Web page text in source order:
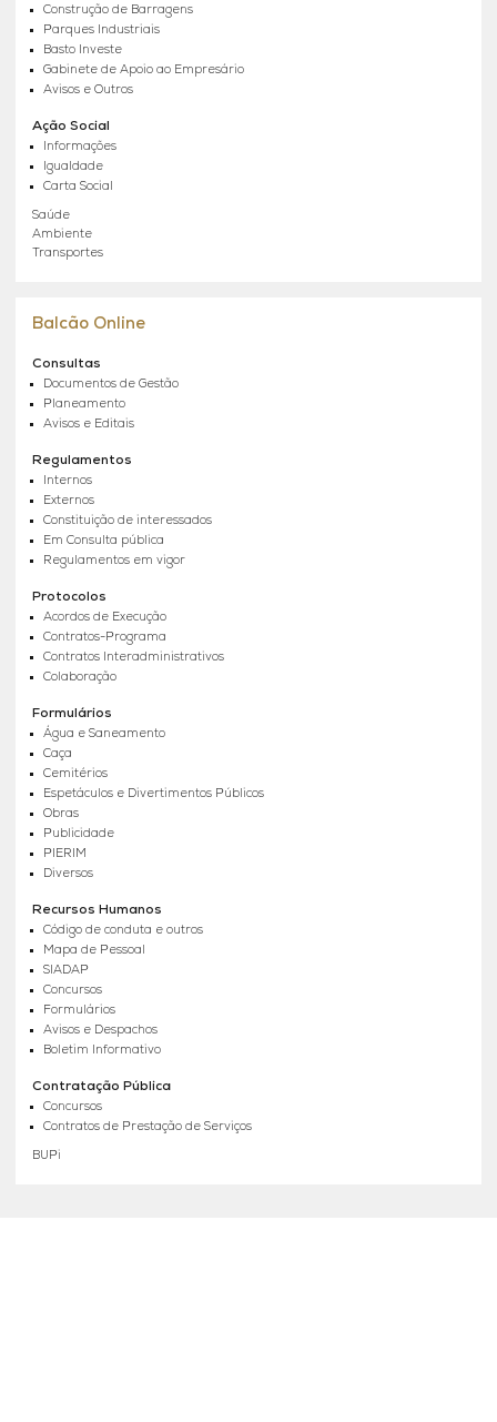
Construção de Barragens
Parques Industriais
Basto Investe
Gabinete de Apoio ao Empresário
Avisos e Outros
Ação Social
Informações
Igualdade
Carta Social
Saúde
Ambiente
Transportes
Balcão Online
Consultas
Documentos de Gestão
Planeamento
Avisos e Editais
Regulamentos
Internos
Externos
Constituição de interessados
Em Consulta pública
Regulamentos em vigor
Protocolos
Acordos de Execução
Contratos-Programa
Contratos Interadministrativos
Colaboração
Formulários
Água e Saneamento
Caça
Cemitérios
Espetáculos e Divertimentos Públicos
Obras
Publicidade
PIERIM
Diversos
Recursos Humanos
Código de conduta e outros
Mapa de Pessoal
SIADAP
Concursos
Formulários
Avisos e Despachos
Boletim Informativo
Contratação Pública
Concursos
Contratos de Prestação de Serviços
BUPi